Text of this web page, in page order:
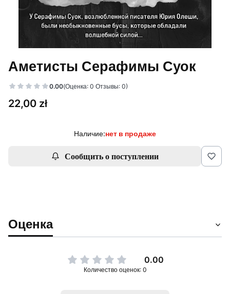
Аметисты Серафимы Суок
0.00(Оценка: 0 Отзывы: 0)
Цена
22,00 zł
Наличие:нет в продаже
Сообщить о поступлении
Оценка
0.00
Количество оценок: 0